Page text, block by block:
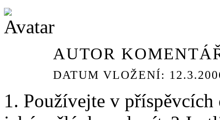
AUTOR
DATUM VLOŽENÍ:
1. Používejte v